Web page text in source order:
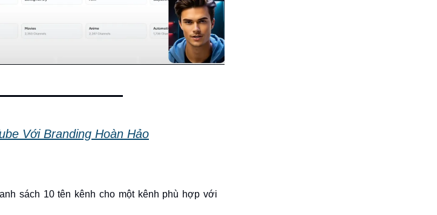
Với Branding Hoàn Hảo
sách 10 tên kênh cho một kênh phù hợp với